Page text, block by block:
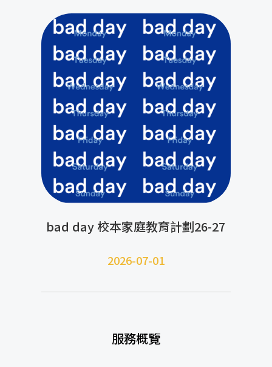
bad day 校本家庭教育計劃26-27
2026-07-01
服務概覽